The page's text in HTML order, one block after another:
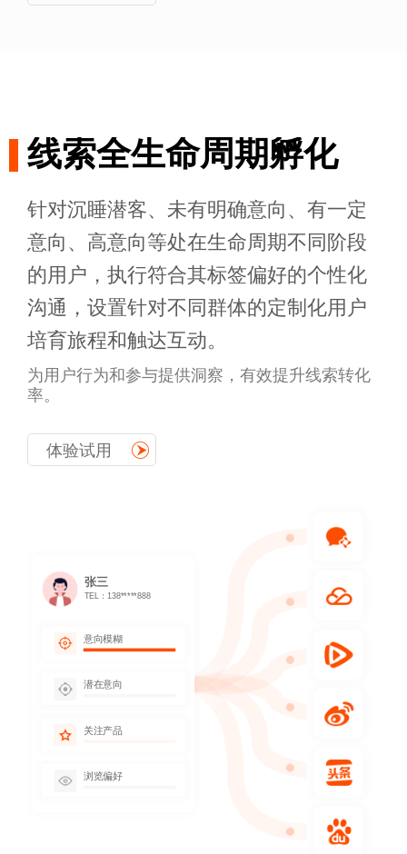
线索全生命周期孵化
针对沉睡潜客、未有明确意向、有一定
意向、高意向等处在生命周期不同阶段
的用户，执行符合其标签偏好的个性化
沟通，设置针对不同群体的定制化用户
培育旅程和触达互动。
为用户行为和参与提供洞察，有效提升线索转化
率。
体验试用
张三
TEL：138*****888
意向模糊
潜在意向
关注产品
浏览偏好